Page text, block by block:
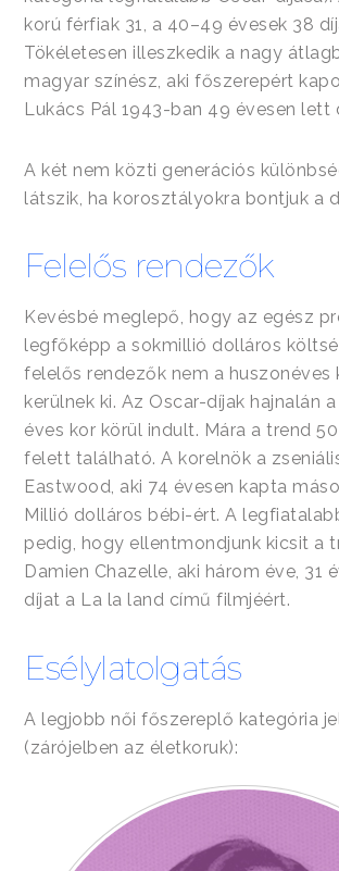
korú férfiak 31, a 40–49 évesek 38
Tökéletesen illeszkedik a nagy
magyar színész, aki főszerepért
Lukács Pál 1943-ban 49 évesen
A két nem közti generációs
látszik, ha korosztályokra bontjuk a
Felelős rendezők
Kevésbé meglepő, hogy az egész
legfőképp a sokmillió dolláros
felelős rendezők nem a
kerülnek ki. Az Oscar-díjak hajnalán
éves kor körül indult. Mára a trend
felett található. A korelnök a
Eastwood, aki 74 évesen kapta
Millió dolláros bébi-ért. A
pedig, hogy ellentmondjunk kicsit a
Damien Chazelle, aki három éve, 31
díjat a La la land című filmjéért.
Esélylatolgatás
A legjobb női főszereplő kategória
(zárójelben az életkoruk):